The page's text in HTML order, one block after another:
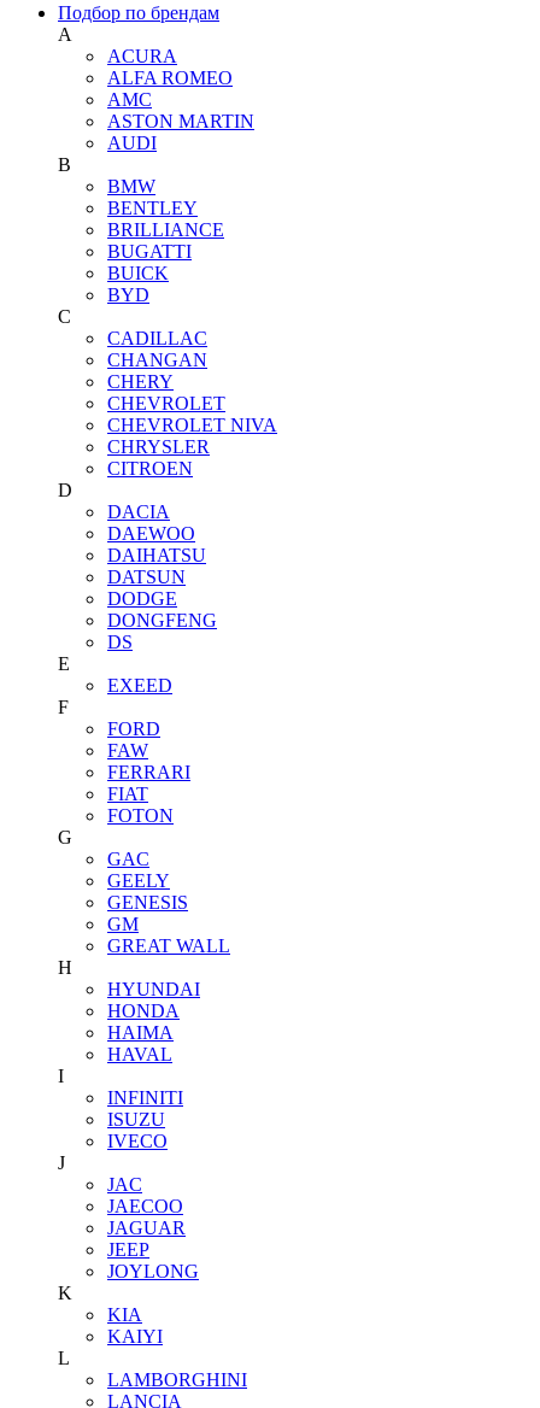
Подбор по брендам
A
ACURA
ALFA ROMEO
AMC
ASTON MARTIN
AUDI
B
BMW
BENTLEY
BRILLIANCE
BUGATTI
BUICK
BYD
C
CADILLAC
CHANGAN
CHERY
CHEVROLET
CHEVROLET NIVA
CHRYSLER
CITROEN
D
DACIA
DAEWOO
DAIHATSU
DATSUN
DODGE
DONGFENG
DS
E
EXEED
F
FORD
FAW
FERRARI
FIAT
FOTON
G
GAC
GEELY
GENESIS
GM
GREAT WALL
H
HYUNDAI
HONDA
HAIMA
HAVAL
I
INFINITI
ISUZU
IVECO
J
JAC
JAECOO
JAGUAR
JEEP
JOYLONG
K
KIA
KAIYI
L
LAMBORGHINI
LANCIA